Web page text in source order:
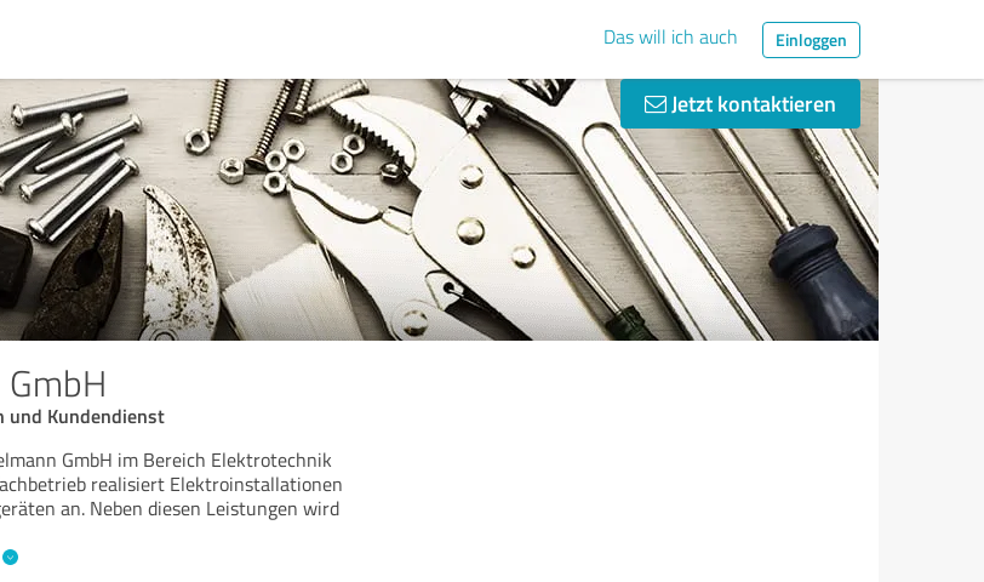
Das will ich auch Einloggen
Jetzt kontaktieren
und Kundendienst
GmbH im Bereich Elektrotechnik
realisiert Elektroinstallationen
an. Neben diesen Leistungen wird